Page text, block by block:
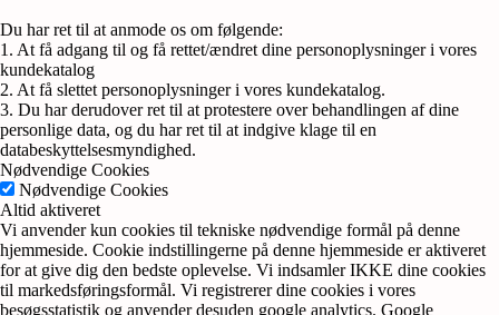
Du har ret til at anmode os om følgende:
1. At få adgang til og få rettet/ændret dine personoplysninger i vores
kundekatalog
2. At få slettet personoplysninger i vores kundekatalog.
3. Du har derudover ret til at protestere over behandlingen af dine
personlige data, og du har ret til at indgive klage til en
databeskyttelsesmyndighed.
Nødvendige Cookies
Nødvendige Cookies
Altid aktiveret
Vi anvender kun cookies til tekniske nødvendige formål på denne
hjemmeside. Cookie indstillingerne på denne hjemmeside er aktiveret
for at give dig den bedste oplevelse. Vi indsamler IKKE dine cookies
til markedsføringsformål. Vi registrerer dine cookies i vores
besøgsstatistik og anvender desuden google analytics. Google